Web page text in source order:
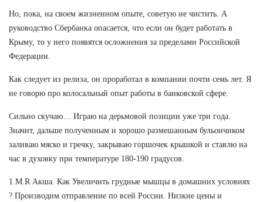
Но, пока, на своем жизненном опыте, советую не чистить. А
руководство Сбербанка опасается, что если он будет работать в
Крыму, то у него появятся осложнения за пределами Российской
Федерации.
Как следует из релиза, он проработал в компании почти семь лет. Я
не говорю про колосальный опыт работы в банковской сфере.
Сильно скучаю… Играю на дерьмовой позиции уже три года.
Значит, дальше полученным и хорошо размешанным бульончиком
заливаю мяско и гречку, закрываю горшочек крышкой и ставлю на
час в духовку при температуре 180-190 градусов.
1.M.R Акша. Как Увеличить грудные мышцы в домашних условиях
? Производим отправление по всей России. Низкие цены и